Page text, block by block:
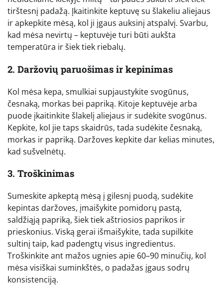
tirštesnį padažą. Įkaitinkite keptuvę su šlakeliu aliejaus
ir apkepkite mėsą, kol ji įgaus auksinį atspalvį. Svarbu,
kad mėsa nevirtų – keptuvėje turi būti aukšta
temperatūra ir šiek tiek riebalų.
2. Daržovių paruošimas ir kepinimas
Kol mėsa kepa, smulkiai supjaustykite svogūnus,
česnaką, morkas bei papriką. Kitoje keptuvėje arba
puode įkaitinkite šlakelį aliejaus ir sudėkite svogūnus.
Kepkite, kol jie taps skaidrūs, tada sudėkite česnaką,
morkas ir papriką. Daržoves kepkite dar kelias minutes,
kad sušvelnėtų.
3. Troškinimas
Sumeskite apkeptą mėsą į gilesnį puodą, sudėkite
kepintas daržoves, įmaišykite pomidorų pastą,
saldžiąją papriką, šiek tiek aštriosios paprikos ir
prieskonius. Viską gerai išmaišykite, tada supilkite
sultinį taip, kad padengtų visus ingredientus.
Troškinkite ant mažos ugnies apie 60–90 minučių, kol
mėsa visiškai suminkštės, o padažas įgaus sodrų
konsistenciją.